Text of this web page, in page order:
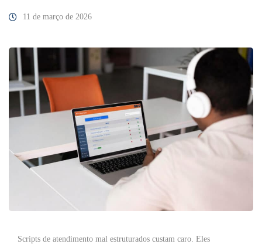
11 de março de 2026
Scripts de atendimento mal estruturados custam caro. Eles